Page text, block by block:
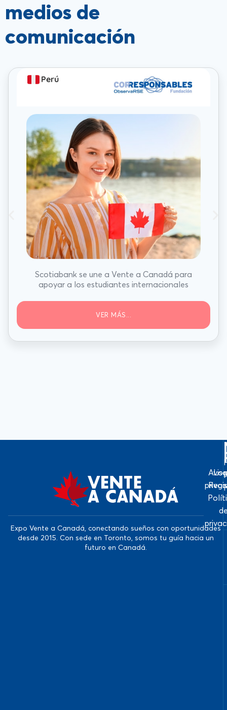
medios de
comunicación
Perú
Scotiabank se une a Vente a Canadá para
apoyar a los estudiantes internacionales
VER MÁS...
Expo Vente a Canadá, conectando sueños con oportunidades
desde 2015. Con sede en Toronto, somos tu guía hacia un
futuro en Canadá.